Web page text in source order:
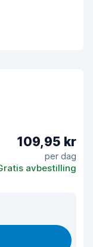
109,95 kr
per dag
avbestilling